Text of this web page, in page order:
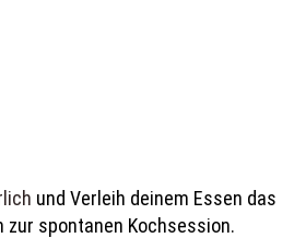
und Verleih deinem Essen das
spontanen Kochsession.